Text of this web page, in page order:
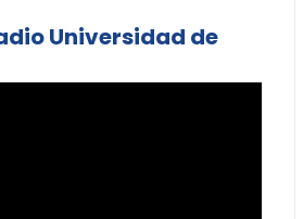
Universidad de